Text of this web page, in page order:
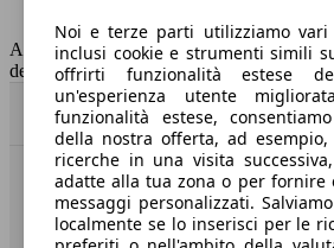
Capacità del serbatoio
50 l
AutoScout24 non si assume alcuna
dei dati.
Benvenuti su AutoScout24, il
Noi e terze parti utilizziamo vari
inclusi cookie e strumenti simili
offrirti funzionalità estese
un'esperienza utente
funzionalità estese,
della nostra offerta, ad
ricerche in una visita
adatte alla tua zona o per fornire
messaggi personalizzati.
localmente se lo inserisci per le